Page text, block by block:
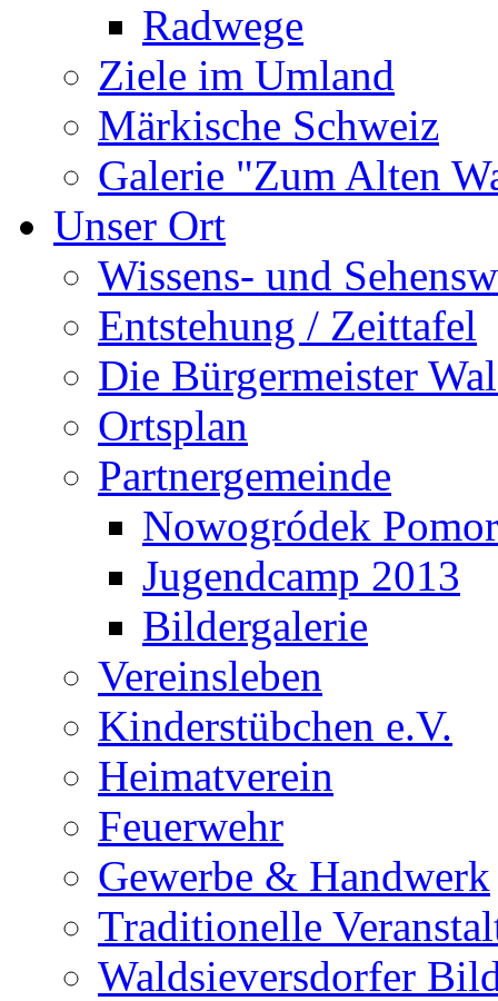
Radwege
Ziele im Umland
Märkische Schweiz
Galerie "Zum Alten
Unser Ort
Wissens- und
Entstehung / Zeittafel
Die Bürgermeister
Ortsplan
Partnergemeinde
Nowogródek
Jugendcamp 2013
Bildergalerie
Vereinsleben
Kinderstübchen e.V.
Heimatverein
Feuerwehr
Gewerbe & Handwerk
Traditionelle
Waldsieversdorfer